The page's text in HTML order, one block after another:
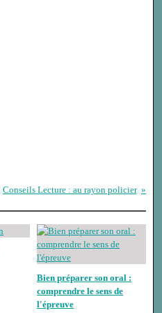
Conseils Lecture : au rayon policier
Bien préparer son oral :
comprendre le sens de
l'épreuve